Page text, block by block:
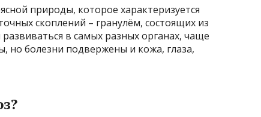
природы, которое характеризуется
скоплений – гранулём, состоящих из
в самых разных органах, чаще
но болезни подвержены и кожа, глаза,